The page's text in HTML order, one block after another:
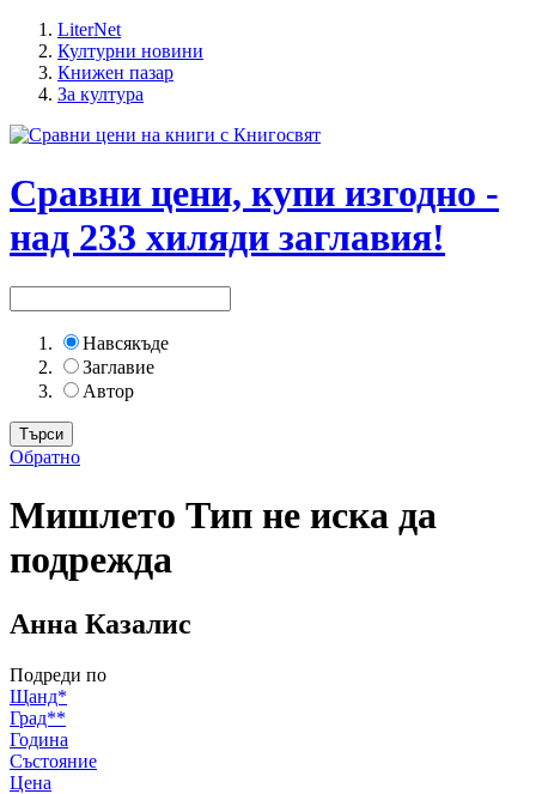
LiterNet
Културни новини
Книжен пазар
За култура
Сравни цени, купи изгодно -
над 233 хиляди заглавия!
Навсякъде
Заглавие
Автор
Обратно
Мишлето Тип не иска да
подрежда
Анна Казалис
Подреди по
Щанд*
Град**
Година
Състояние
Цена